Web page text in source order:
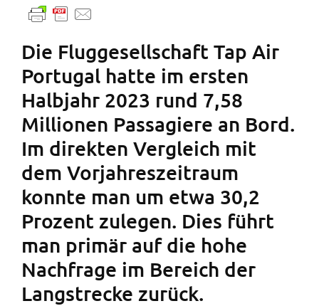
Die Fluggesellschaft Tap Air
Portugal hatte im ersten
Halbjahr 2023 rund 7,58
Millionen Passagiere an Bord.
Im direkten Vergleich mit
dem Vorjahreszeitraum
konnte man um etwa 30,2
Prozent zulegen. Dies führt
man primär auf die hohe
Nachfrage im Bereich der
Langstrecke zurück.